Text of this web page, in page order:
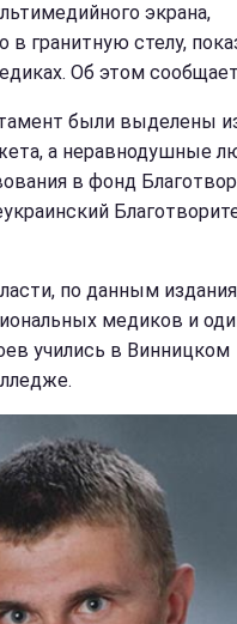
экрана,
в гранитную стелу,
Об этом сообщает
были выделены
а неравнодушные
в фонд
по данным
медиков и
учились в Винницком